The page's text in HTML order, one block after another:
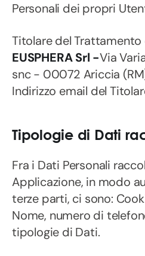
Personali dei propri
Titolare del
EUSPHERA Srl -Via
snc - 00072 Ariccia
Indirizzo email del
Tipologie di Dati
Fra i Dati Personali
Applicazione, in modo
terze parti, ci sono:
Nome, numero di
tipologie di Dati.